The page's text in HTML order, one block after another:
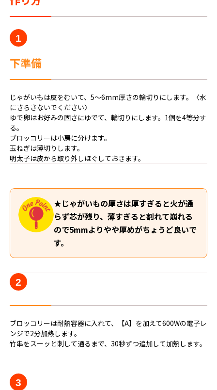
1
下準備
じゃがいもは皮をむいて、5〜6mm厚さの輪切りにします。〈水
にさらさないでください〉
ゆで卵はお好みの固さにゆでて、輪切りにします。1個を4等分す
る。
ブロッコリーは小房に分けます。
玉ねぎは薄切りします。
明太子は皮から取り外しほぐしておきます。
★じゃがいもの厚さは厚すぎると火が通
らず芯が残り、薄すぎると割れて崩れる
ので5mmよりやや厚めがちょうど良いで
す。
2
ブロッコリーは耐熱容器に入れて、【A】を加えて600Wの電子レ
ンジで2分加熱します。
竹串をスーッと刺して通るまで、30秒ずつ追加して加熱します。
3